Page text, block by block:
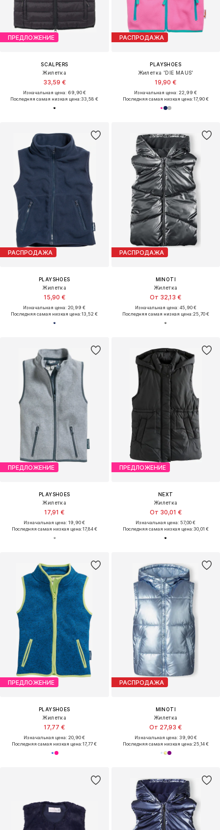
ПРЕДЛОЖЕНИЕ
SCALPERS
Жилетка
33,59 €
Изначальная цена: 69,90 €
Последняя самая низкая цена:33,58 €
РАСПРОДАЖА
PLAYSHOES
Жилетка 'DIE MAUS'
19,90 €
Изначальная цена: 22,99 €
Последняя самая низкая цена:17,90 €
РАСПРОДАЖА
PLAYSHOES
Жилетка
15,90 €
Изначальная цена: 20,99 €
Последняя самая низкая цена:13,52 €
РАСПРОДАЖА
MINOTI
Жилетка
От 32,13 €
Изначальная цена: 45,90 €
Последняя самая низкая цена:25,70 €
ПРЕДЛОЖЕНИЕ
PLAYSHOES
Жилетка
17,91 €
Изначальная цена: 19,90 €
Последняя самая низкая цена:17,84 €
ПРЕДЛОЖЕНИЕ
NEXT
Жилетка
От 30,01 €
Изначальная цена: 57,00 €
Последняя самая низкая цена:30,01 €
ПРЕДЛОЖЕНИЕ
PLAYSHOES
Жилетка
17,77 €
Изначальная цена: 20,90 €
Последняя самая низкая цена:17,77 €
РАСПРОДАЖА
MINOTI
Жилетка
От 27,93 €
Изначальная цена: 39,90 €
Последняя самая низкая цена:25,14 €